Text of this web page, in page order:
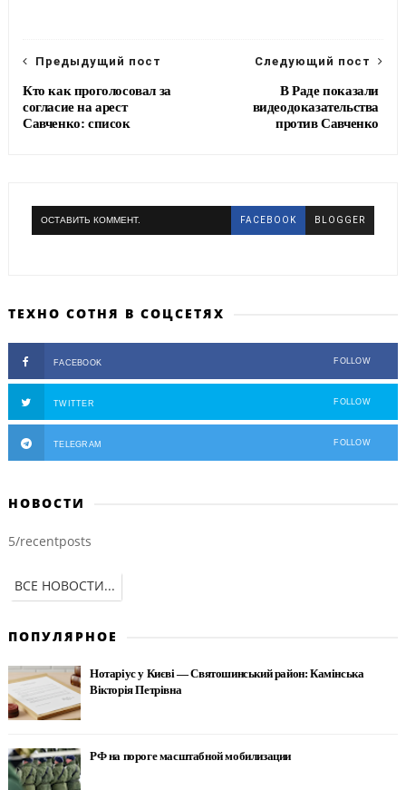
Следующий пост
В Раде показали
видеодоказательства
против Савченко
Предыдущий пост
Кто как проголосовал за
согласие на арест
Савченко: список
ОСТАВИТЬ КОММЕНТ. FACEBOOK BLOGGER
ТЕХНО СОТНЯ В СОЦСЕТЯХ
FACEBOOK FOLLOW
TWITTER FOLLOW
TELEGRAM FOLLOW
НОВОСТИ
5/recentposts
ВСЕ НОВОСТИ...
ПОПУЛЯРНОЕ
Нотаріус у Києві — Святошинський район: Камінська
Вікторія Петрівна
РФ на пороге масштабной мобилизации